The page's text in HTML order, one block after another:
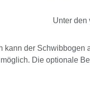
Unter den
kann der Schwibbogen
möglich. Die optionale